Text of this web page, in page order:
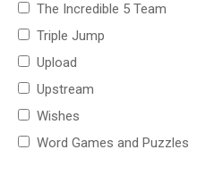
The Incredible 5 Team
Triple Jump
Upload
Upstream
Wishes
Word Games and Puzzles